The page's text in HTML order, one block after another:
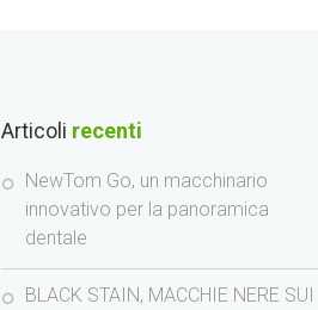
Articoli recenti
NewTom Go, un macchinario
innovativo per la panoramica
dentale
BLACK STAIN, MACCHIE NERE SUI